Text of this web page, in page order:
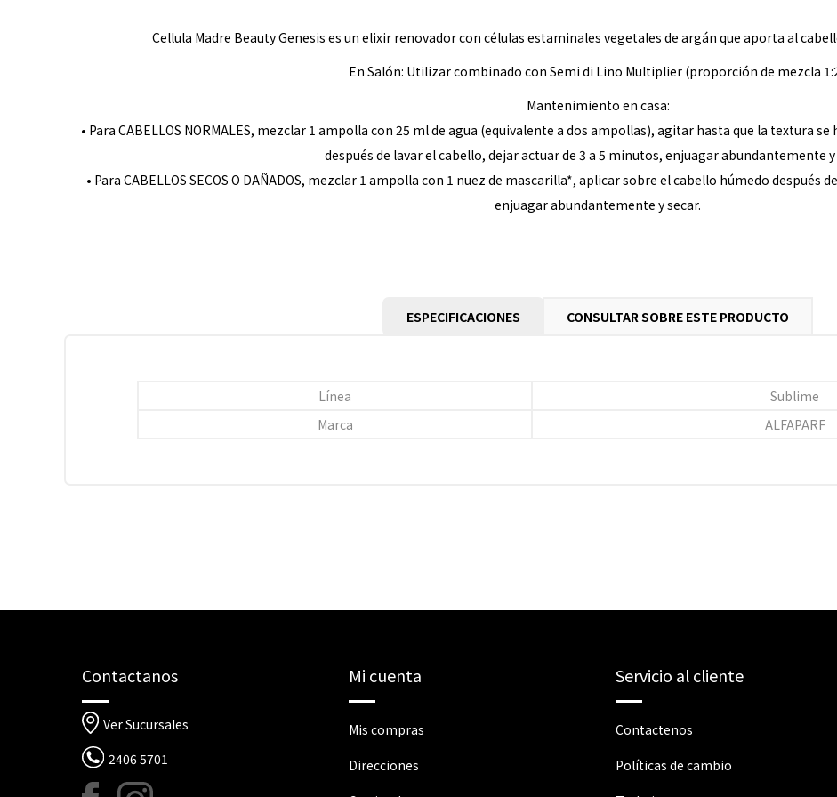
Cellula Madre Beauty Genesis es un elixir renovador con células estaminales vegetales de argán que aporta al
En Salón: Utilizar combinado con Semi di Lino Multiplier (proporción de mezcla
Mantenimiento en casa:
• Para CABELLOS NORMALES, mezclar 1 ampolla con 25 ml de agua (equivalente a dos ampollas), agitar hasta que la textura
después de lavar el cabello, dejar actuar de 3 a 5 minutos, enjuagar abundantemente y
• Para CABELLOS SECOS O DAÑADOS, mezclar 1 ampolla con 1 nuez de mascarilla*, aplicar sobre el cabello húmedo después
enjuagar abundantemente y secar.
ESPECIFICACIONES CONSULTAR SOBRE ESTE PRODUCTO
Línea
Sublime
Marca
ALFAPARF
Contactanos
Ver Sucursales
2406 5701
Mi cuenta
Mis compras
Direcciones
Servicio al cliente
Contactenos
Políticas de cambio